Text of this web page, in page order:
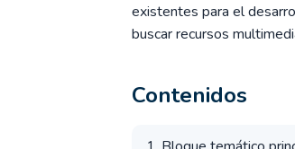
existentes para el
buscar recursos
Contenidos